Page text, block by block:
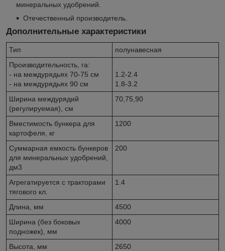
минеральных удобрений.
Отечественный производитель.
Дополнительные характеристики
Тип
полунавесная
Производительность, га:
- на междурядьях 70-75 см
- на междурядьях 90 см
1.2-2.4
1.8-3.2
Ширина междурядий
(регулируемая), см
70,75,90
Вместимость бункера для
картофеля, кг
1200
Суммарная емкость бункеров
для минеральных удобрений,
дм3
200
Агрегатируется с тракторами
тягового кл.
1.4
Длина, мм
4500
Ширина (без боковых
подножек), мм
4000
Высота, мм 2650